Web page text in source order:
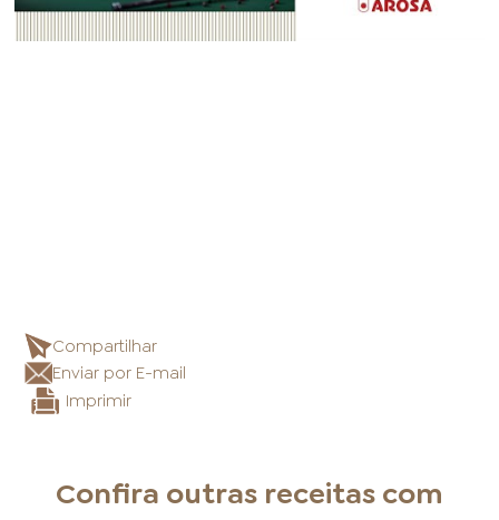
Compartilhar
Enviar por E-mail
Imprimir
Confira outras receitas com